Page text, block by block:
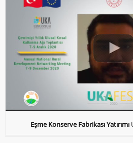
Eşme Konserve Fabrikası Yatırımı